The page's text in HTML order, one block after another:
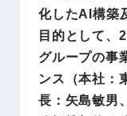
化したAI構築
目的として、
グループの事
ンス（本社：
長：矢島敏男